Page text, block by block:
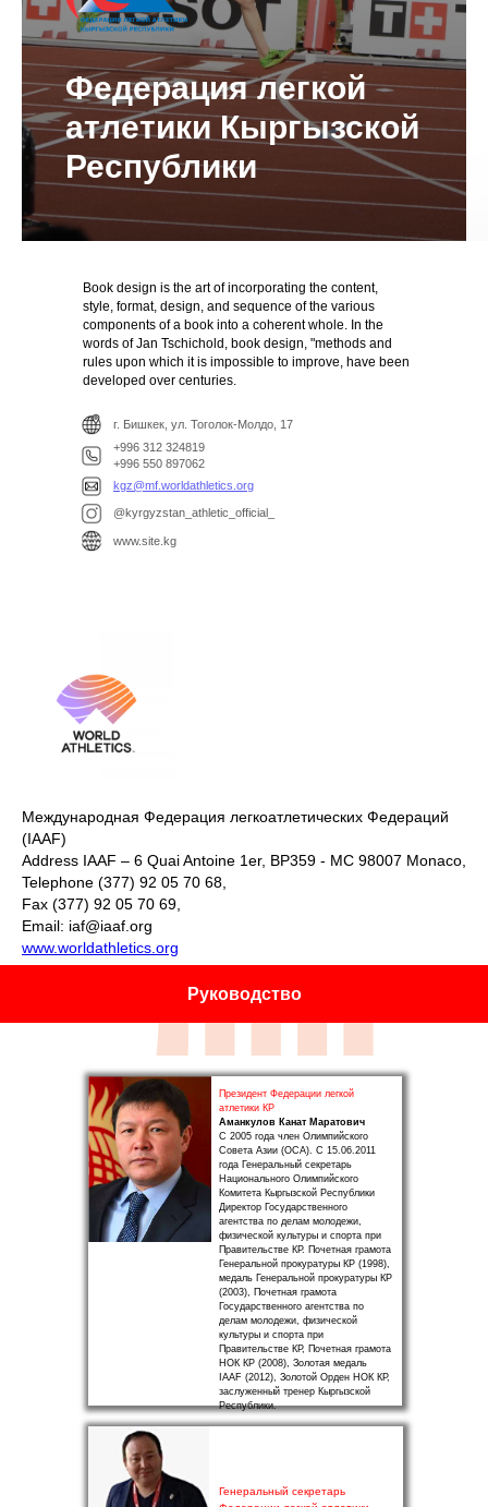
Федерация легкой
атлетики Кыргызской
Республики
+996 312 324819
+996 550 897062
www.site.kg
@kyrgyzstan_athletic_official_
kgz@mf.worldathletics.org
г. Бишкек, ул. Тоголок-Молдо, 17
Book design is the art of incorporating the content,
style, format, design, and sequence of the various
components of a book into a coherent whole. In the
words of Jan Tschichold, book design, "methods and
rules upon which it is impossible to improve, have been
developed over centuries.
Международная Федерация легкоатлетических Федераций
(IAAF)
Address IAAF – 6 Quai Antoine 1er, BP359 - MC 98007 Monaco,
Telephone (377) 92 05 70 68,
Fax (377) 92 05 70 69,
Email: iaf@iaaf.org
www.worldathletics.org
Руководство
Президент Федерации легкой
атлетики КР
Аманкулов Канат Маратович
С 2005 года член Олимпийского
Совета Азии (ОСА). С 15.06.2011
года Генеральный секретарь
Национального Олимпийского
Комитета Кыргызской Республики
Директор Государственного
агентства по делам молодежи,
физической культуры и спорта при
Правительстве КР. Почетная грамота
Генеральной прокуратуры КР (1998),
медаль Генеральной прокуратуры КР
(2003), Почетная грамота
Государственного агентства по
делам молодежи, физической
культуры и спорта при
Правительстве КР, Почетная грамота
НОК КР (2008), Золотая медаль
IAAF (2012), Золотой Орден НОК КР,
заслуженный тренер Кыргызской
Республики.
Генеральный секретарь